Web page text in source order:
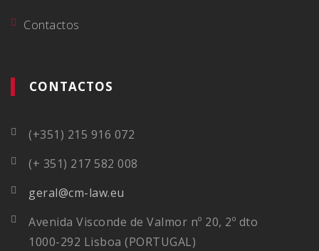
Contactos
CONTACTOS
(+351) 215 916 072
(+ 351) 217 582 008
geral@cm-law.eu
Avenida Visconde de Valmor nº 20, 2º dto
1000-292 Lisboa (PORTUGAL)